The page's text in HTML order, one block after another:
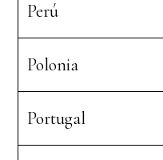
Perú
Polonia
Portugal